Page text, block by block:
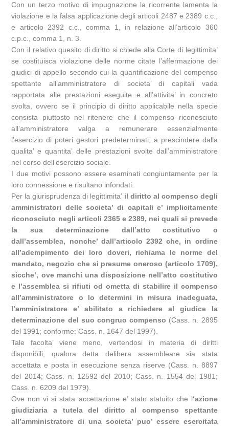
Con un terzo motivo di impugnazione la ricorrente lamenta la
violazione e la falsa applicazione degli articoli 2487 e 2389 c.c.,
e articolo 2392 c.c., comma 1, in relazione all’articolo 360
c.p.c., comma 1, n. 3.
Con il relativo quesito di diritto si chiede alla Corte di legittimita’
se costituisca violazione delle norme citate l’affermazione dei
giudici di appello secondo cui la quantificazione del compenso
spettante all’amministratore di societa’ di capitali vada
rapportata alle prestazioni eseguite e all’attivita’ in concreto
svolta, ovvero se il principio di diritto applicabile nella specie
consista piuttosto nel ritenere che il compenso riconosciuto
all’amministratore valga a remunerare essenzialmente
l’esercizio di poteri gestori predeterminati, a prescindere dalla
qualita’ e quantita’ delle prestazioni svolte dall’amministratore
nel corso dell’esercizio sociale.
I due motivi possono essere esaminati congiuntamente per la
loro connessione e risultano infondati.
Per la giurisprudenza di legittimita’ il diritto al compenso degli
amministratori delle societa’ di capitali e’ implicitamente
riconosciuto negli articoli 2365 e 2389, nei quali si prevede
la sua determinazione dall’atto costitutivo o
dall’assemblea, nonche’ dall’articolo 2392 che, in ordine
all’adempimento dei loro doveri, richiama le norme del
mandato, negozio che si presume oneroso (articolo 1709),
sicche’, ove manchi una disposizione nell’atto costitutivo
e l’assemblea si rifiuti od ometta di stabilire il compenso
all’amministratore o lo determini in misura inadeguata,
l’amministratore e’ abilitato a richiedere al giudice la
determinazione del suo congruo compenso (Cass. n. 2895
del 1991; conforme: Cass. n. 1647 del 1997).
Tale facolta’ viene meno, vertendosi in materia di diritti
disponibili, qualora detta delibera assembleare sia stata
accettata e posta in esecuzione senza riserve (Cass. n. 8897
del 2014; Cass. n. 12592 del 2010; Cass. n. 1554 del 1981;
Cass. n. 6209 del 1979).
Ove non vi si stata accettazione e’ stato statuito che l‘azione
giudiziaria a tutela del diritto al compenso spettante
all’amministratore di una societa’ puo’ essere esercitata